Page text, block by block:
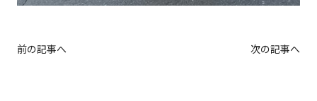
前の記事へ 次の記事へ